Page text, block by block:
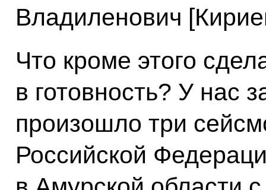
Владиленович
Что кроме этого
в готовность? У нас
произошло три
Российской